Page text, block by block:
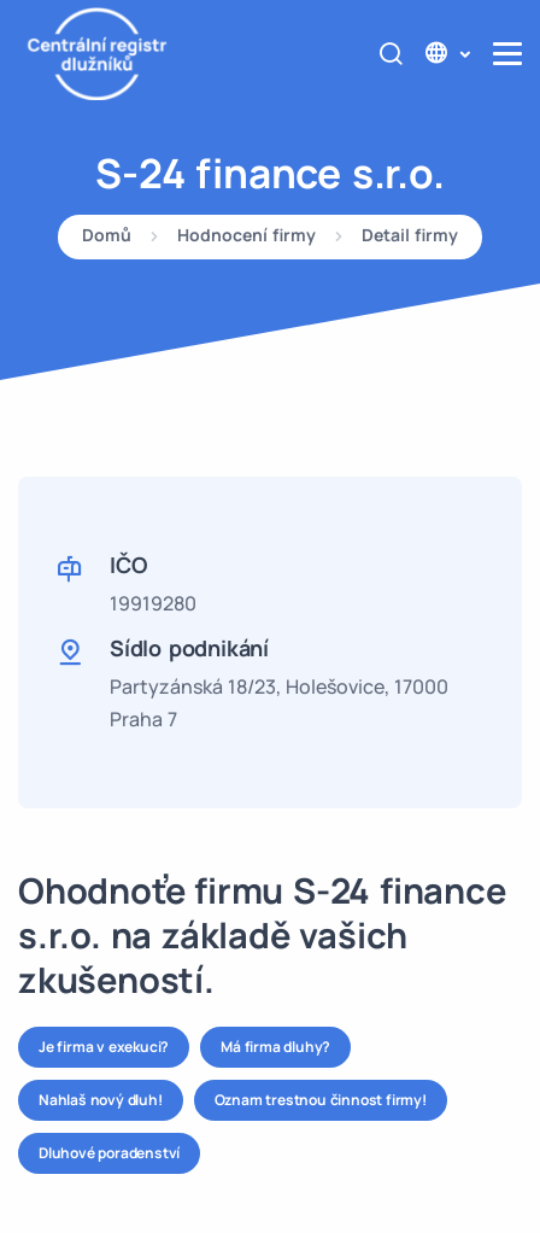
S-24 finance s.r.o.
Domů Hodnocení firmy Detail firmy
IČO
19919280
Sídlo podnikání
Partyzánská 18/23, Holešovice, 17000
Praha 7
Ohodnoťe firmu S-24 finance
s.r.o. na základě vašich
zkušeností.
Je firma v exekuci? Má firma dluhy?
Nahlaš nový dluh! Oznam trestnou činnost firmy!
Dluhové poradenství